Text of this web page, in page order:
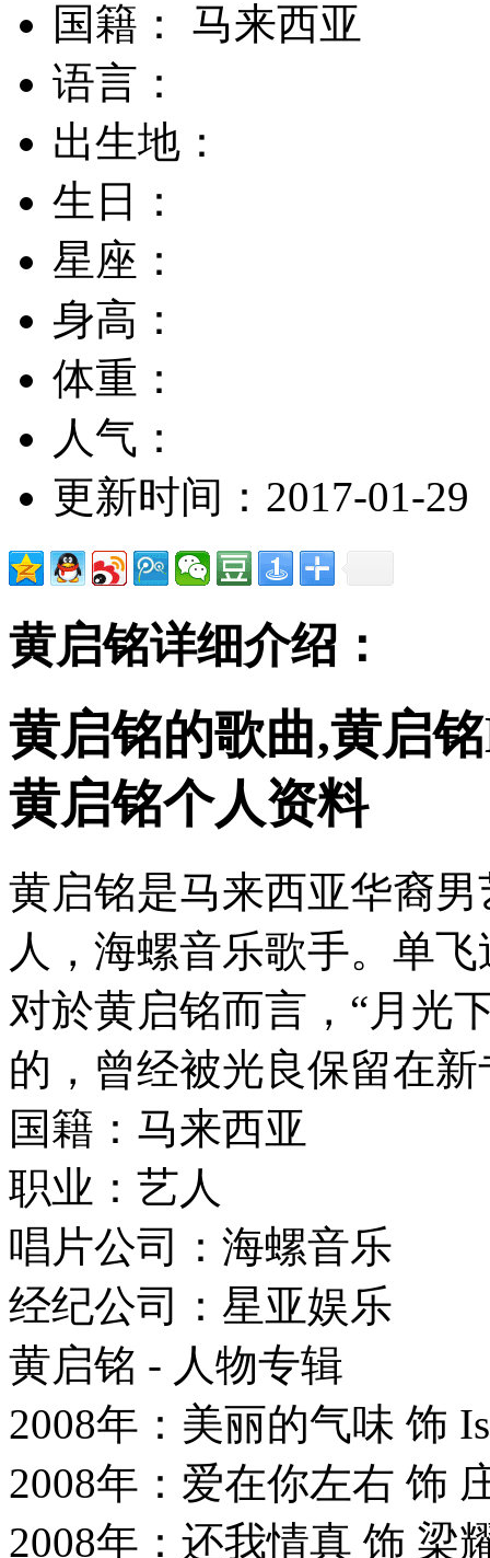
国籍： 马来西亚
语言：
出生地：
生日：
星座：
身高：
体重：
人气：
更新时间：2017-01-29
黄启铭详细介绍：
黄启铭的歌曲,黄启
黄启铭个人资料
黄启铭是马来西亚华裔
人，海螺音乐歌手。单
对於黄启铭而言，“月光
的，曾经被光良保留在
国籍：马来西亚
职业：艺人
唱片公司：海螺音乐
经纪公司：星亚娱乐
黄启铭 - 人物专辑
2008年：美丽的气味 饰
2008年：爱在你左右 饰
2008年：还我情真 饰 梁